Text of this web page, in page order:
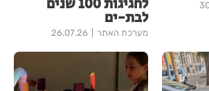
לחגיגות 100 שנים
לבת-ים
מערכת האתר 26.07.26